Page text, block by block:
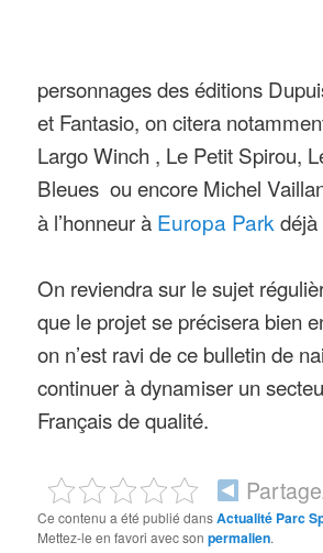
personnages des éditions
et Fantasio, on citera
Largo Winch , Le Petit Spirou,
Bleues ou encore Michel
à l’honneur à Europa Park déjà
On reviendra sur le sujet
que le projet se précisera bien
on n’est ravi de ce bulletin de
continuer à dynamiser un
Français de qualité.
Ce contenu a été publié dansActualité Parc
Mettez-le en favori avec sonpermalien.